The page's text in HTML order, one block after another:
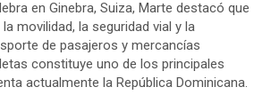
en Ginebra, Suiza, Marte destacó que
movilidad, la seguridad vial y la
de pasajeros y mercancías
constituye uno de los principales
actualmente la República Dominicana.